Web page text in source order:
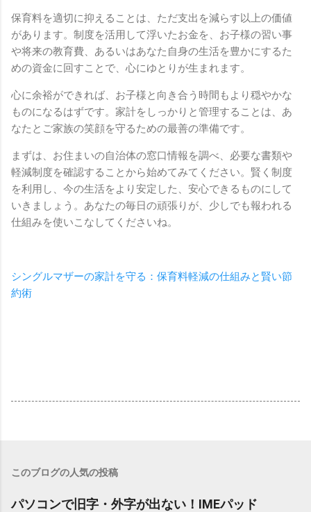
保育料を適切に抑えることは、ただ支出を減らす以上の価値
があります。制度を活用して浮いたお金を、お子様の習い事
や将来の教育費、あるいはあなた自身の生活を豊かにするた
めの資金に回すことで、心にゆとりが生まれます。
心に余裕ができれば、お子様と向き合う時間もより穏やかな
ものになるはずです。家計をしっかりと管理することは、あ
なたとご家族の笑顔を守るための最善の準備です。
まずは、お住まいの自治体の窓口情報を調べ、必要な書類や
軽減制度を確認することから始めてみてください。賢く制度
を利用し、今の生活をより安定した、安心できるものにして
いきましょう。あなたの毎日の頑張りが、少しでも報われる
仕組みを使いこなしてくださいね。
シングルマザーの家計を守る：保育料軽減の仕組みと賢い節
約術
このブログの人気の投稿
パソコンで旧字・外字が出ない！IMEパッド